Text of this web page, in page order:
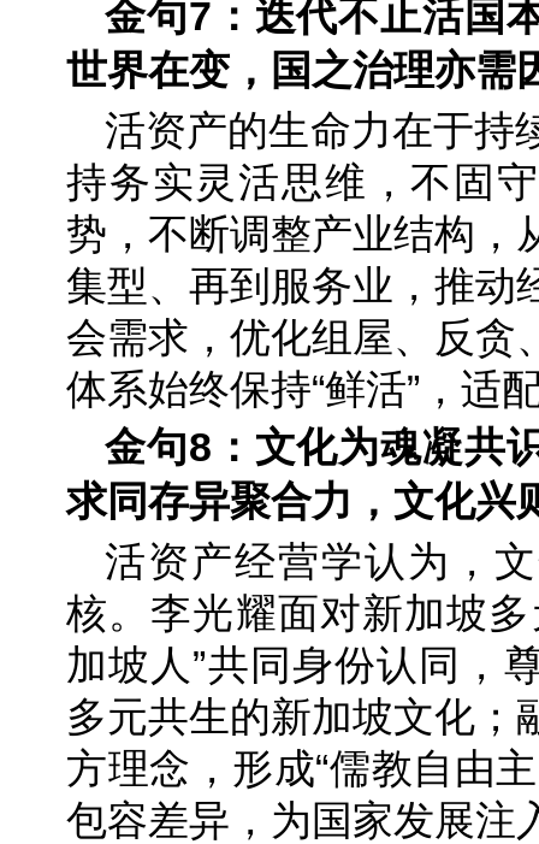
金句7：迭代不止活国
世界在变，国之治理亦需
活资产的生命力在于持
持务实灵活思维，不固
势，不断调整产业结构，
集型、再到服务业，推动
会需求，优化组屋、反贪
体系始终保持“鲜活”，适
金句8：文化为魂凝共
求同存异聚合力，文化兴
活资产经营学认为，
核。李光耀面对新加坡
加坡人”共同身份认同，
多元共生的新加坡文化；
方理念，形成“儒教自由
包容差异，为国家发展注